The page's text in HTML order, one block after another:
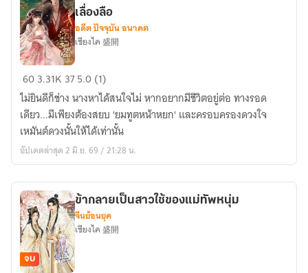
สยบ
รัก
ใต้เท้า
จอม
โหด
ยมทูต
หยก
ผู้
เลื่อง
ลือ
เลื่องลือ
อดีต ปัจจุบัน อนาคต
เซียงไค 盛開
603.31K 375.0 (1)
ไม่ยินดีก็ช่าง นางหาได้สนใจไม่ หากอยากมีชีวิตอยู่ต่อ ทางรอด
เดียว...มีเพียงต้องสยบ 'ยมทูตหน้าหยก' และครอบครองดวงใจ
เหมันต์ดวงนั้นให้ได้เท่านั้น
อัปเดตล่าสุด 2 มิ.ย. 69 / 21:28 น.
จบ
ข้ากลายเป็นสาวใช้ของแม่ทัพหนุ่ม
จีนย้อนยุค
เซียงไค 盛開